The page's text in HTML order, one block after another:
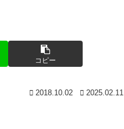
コピー
2018.10.02 2025.02.11